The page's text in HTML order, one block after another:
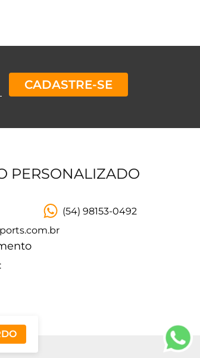
CADASTRE-SE
PERSONALIZADO
(54) 98153-0492